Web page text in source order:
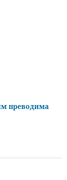
преводима